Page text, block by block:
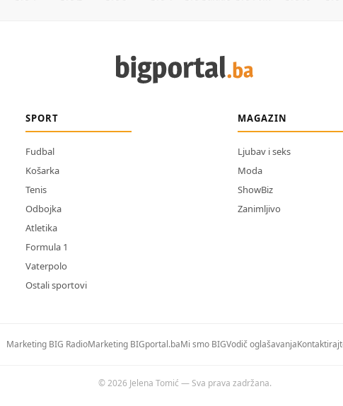
SPORT
Fudbal
Košarka
Tenis
Odbojka
Atletika
Formula 1
Vaterpolo
Ostali sportovi
MAGAZIN
Ljubav i seks
Moda
ShowBiz
Zanimljivo
Marketing BIG RadioMarketing BIGportal.baMi smo BIGVodič oglašavanja
© 2026 Jelena Tomić — Sva prava zadržana.